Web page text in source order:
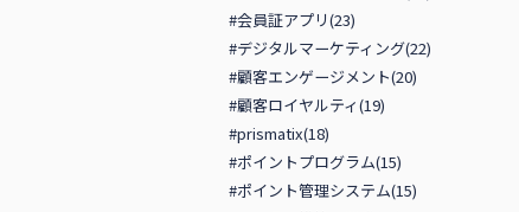
#会員証アプリ(23)
#デジタルマーケティング(22)
#顧客エンゲージメント(20)
#顧客ロイヤルティ(19)
#prismatix(18)
#ポイントプログラム(15)
#ポイント管理システム(15)